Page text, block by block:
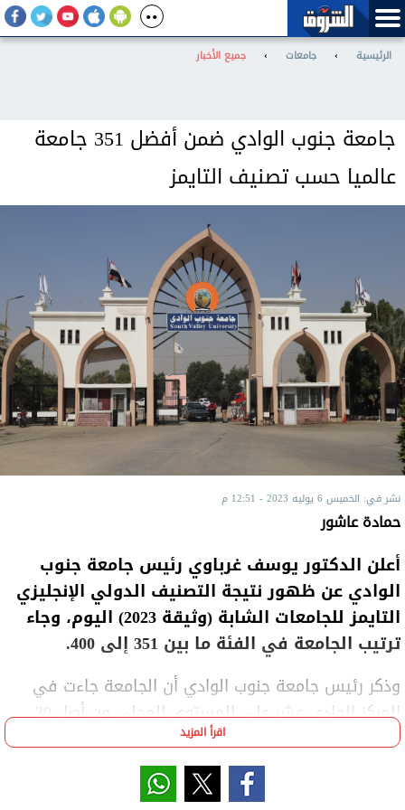
الرئيسية › جامعات › جميع الأخبار
جامعة جنوب الوادي ضمن أفضل 351 جامعة
عالميا حسب تصنيف التايمز
نشر في: الخميس 6 يوليه 2023 - 12:51 م
حمادة عاشور
أعلن الدكتور يوسف غرباوي رئيس جامعة جنوب
الوادي عن ظهور نتيجة التصنيف الدولي الإنجليزي
التايمز للجامعات الشابة (وثيقة 2023) اليوم، وجاء
ترتيب الجامعة في الفئة ما بين 351 إلى 400.
وذكر رئيس جامعة جنوب الوادي أن الجامعة جاءت في
المركز الحادي عشر على المستوى المحلى من أصل 30
جامعة مصرية ظهرت في هذا التصنيف حسب قواعد
اقرأ المزيد